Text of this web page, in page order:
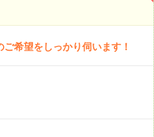
希望をしっかり伺います！